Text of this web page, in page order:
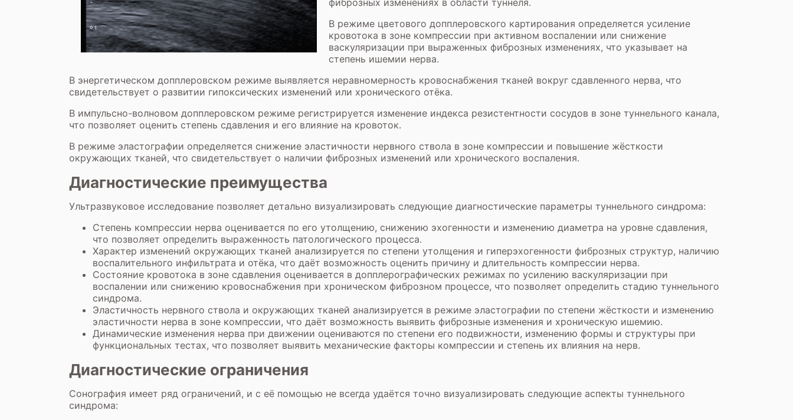
фиброзных изменениях в области туннеля.
В режиме цветового допплеровского картирования определяется усиление
кровотока в зоне компрессии при активном воспалении или снижение
васкуляризации при выраженных фиброзных изменениях, что указывает на
степень ишемии нерва.
В энергетическом допплеровском режиме выявляется неравномерность кровоснабжения тканей вокруг сдавленного нерва, что
свидетельствует о развитии гипоксических изменений или хронического отёка.
В импульсно-волновом допплеровском режиме регистрируется изменение индекса резистентности сосудов в зоне туннельного канала,
что позволяет оценить степень сдавления и его влияние на кровоток.
В режиме эластографии определяется снижение эластичности нервного ствола в зоне компрессии и повышение жёсткости
окружающих тканей, что свидетельствует о наличии фиброзных изменений или хронического воспаления.
Диагностические преимущества
Ультразвуковое исследование позволяет детально визуализировать следующие диагностические параметры туннельного синдрома:
Степень компрессии нерва оценивается по его утолщению, снижению эхогенности и изменению диаметра на уровне сдавления,
что позволяет определить выраженность патологического процесса.
Характер изменений окружающих тканей анализируется по степени утолщения и гиперэхогенности фиброзных структур, наличию
воспалительного инфильтрата и отёка, что даёт возможность оценить причину и длительность компрессии нерва.
Состояние кровотока в зоне сдавления оценивается в допплерографических режимах по усилению васкуляризации при
воспалении или снижению кровоснабжения при хроническом фиброзном процессе, что позволяет определить стадию туннельного
синдрома.
Эластичность нервного ствола и окружающих тканей анализируется в режиме эластографии по степени жёсткости и изменению
эластичности нерва в зоне компрессии, что даёт возможность выявить фиброзные изменения и хроническую ишемию.
Динамические изменения нерва при движении оцениваются по степени его подвижности, изменению формы и структуры при
функциональных тестах, что позволяет выявить механические факторы компрессии и степень их влияния на нерв.
Диагностические ограничения
Сонография имеет ряд ограничений, и с её помощью не всегда удаётся точно визуализировать следующие аспекты туннельного
синдрома: